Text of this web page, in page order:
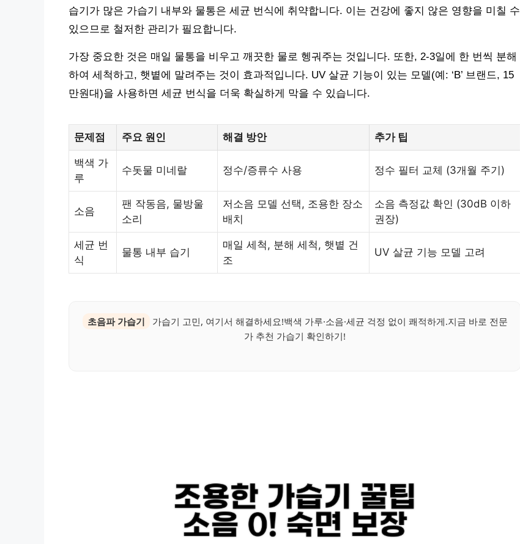
습기가 많은 가습기 내부와 물통은 세균 번식에 취약합니다. 이는 건강에 좋지 않은 영향을 미칠 수
있으므로 철저한 관리가 필요합니다.
가장 중요한 것은 매일 물통을 비우고 깨끗한 물로 헹궈주는 것입니다. 또한, 2-3일에 한 번씩 분해
하여 세척하고, 햇볕에 말려주는 것이 효과적입니다. UV 살균 기능이 있는 모델(예: ‘B’ 브랜드, 15
만원대)을 사용하면 세균 번식을 더욱 확실하게 막을 수 있습니다.
문제점 주요 원인 해결 방안 추가 팁
백색 가
루
수돗물 미네랄 정수/증류수 사용 정수 필터 교체 (3개월 주기)
소음
팬 작동음, 물방울
소리
저소음 모델 선택, 조용한 장소
배치
소음 측정값 확인 (30dB 이하
권장)
세균 번
식
물통 내부 습기
매일 세척, 분해 세척, 햇볕 건
조
UV 살균 기능 모델 고려
초음파 가습기
가습기 고민, 여기서 해결하세요!백색 가루·소음·세균 걱정 없이 쾌적하게.지금 바로 전문
가 추천 가습기 확인하기!